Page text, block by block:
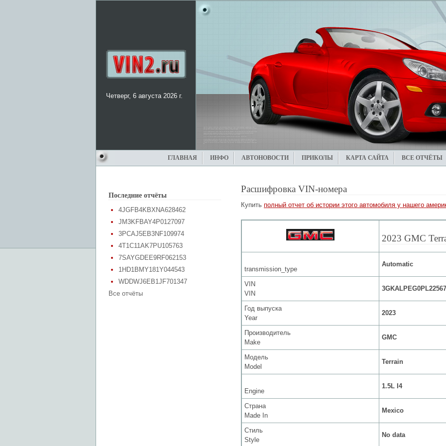
Четверг, 6 августа 2026 г.
ГЛАВНАЯ ИНФО АВТОНОВОСТИ ПРИКОЛЫ КАРТА САЙТА ВСЕ ОТЧЁТЫ
Последние отчёты
4JGFB4KBXNA628462
JM3KFBAY4P0127097
3PCAJ5EB3NF109974
4T1C11AK7PU105763
7SAYGDEE9RF062153
1HD1BMY181Y044543
WDDWJ6EB1JF701347
Все отчёты
Расшифровка VIN-номера
Купить полный отчет об истории этого автомобиля у нашего
2023 GMC
transmission_type
Automatic
VIN
VIN
Год выпуска
Year
2023
Производитель
Make
GMC
Модель
Model
Terrain
Engine
1.5L I4
Страна
Made In
Mexico
Стиль
Style
No data